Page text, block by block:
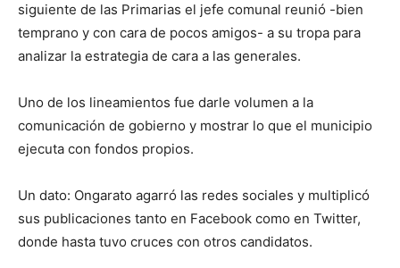
siguiente de las Primarias el jefe comunal reunió -bien
temprano y con cara de pocos amigos- a su tropa para
analizar la estrategia de cara a las generales.
Uno de los lineamientos fue darle volumen a la
comunicación de gobierno y mostrar lo que el municipio
ejecuta con fondos propios.
Un dato: Ongarato agarró las redes sociales y multiplicó
sus publicaciones tanto en Facebook como en Twitter,
donde hasta tuvo cruces con otros candidatos.